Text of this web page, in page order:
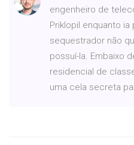
engenheiro de
Priklopil enquanto ia
sequestrador não
possuí-la. Embaixo
residencial de
uma cela secreta